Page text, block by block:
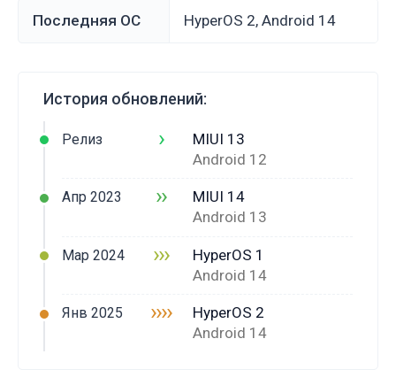
Последняя ОС HyperOS 2, Android 14
История обновлений:
Релиз ›
MIUI 13
Android 12
Апр 2023 ››
MIUI 14
Android 13
Мар 2024 ›››
HyperOS 1
Android 14
Янв 2025 ››››
HyperOS 2
Android 14